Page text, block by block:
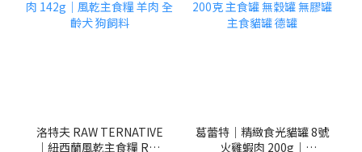
洛特夫 RAW TERNATIVE
｜紐西蘭風乾主食糧 RT3
葛蕾特｜精緻食光貓罐 8號
火雞蝦肉 200g｜